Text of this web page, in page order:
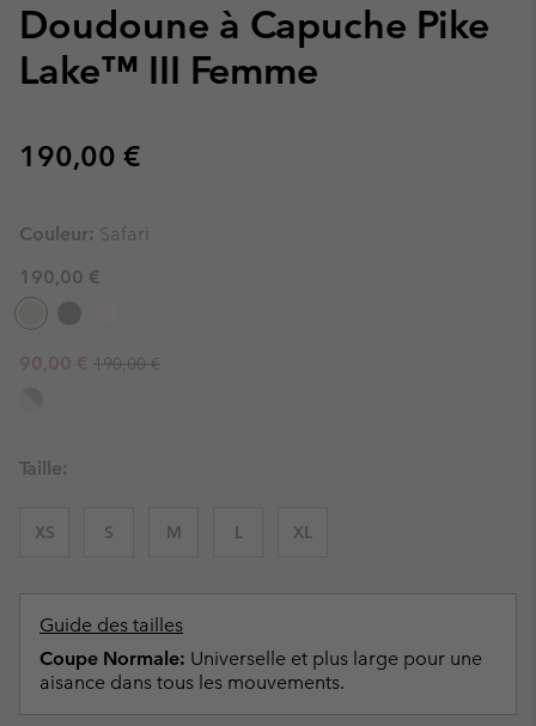
Doudoune à Capuche Pike
Lake™ III Femme
Regular price:
190,00 €
Couleur: Safari
190,00 €
Sale price:
90,00 € Regular price:
190,00 €
Taille:
XS S M L XL
Guide des tailles
Coupe Normale: Universelle et plus large pour une
aisance dans tous les mouvements.